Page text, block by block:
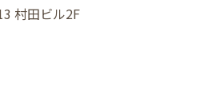
村田ビル2F